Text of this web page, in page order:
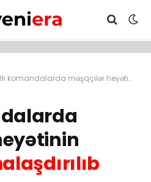
komandalarda məşqçilər heyətinin tərkibi formalaşdırılıb